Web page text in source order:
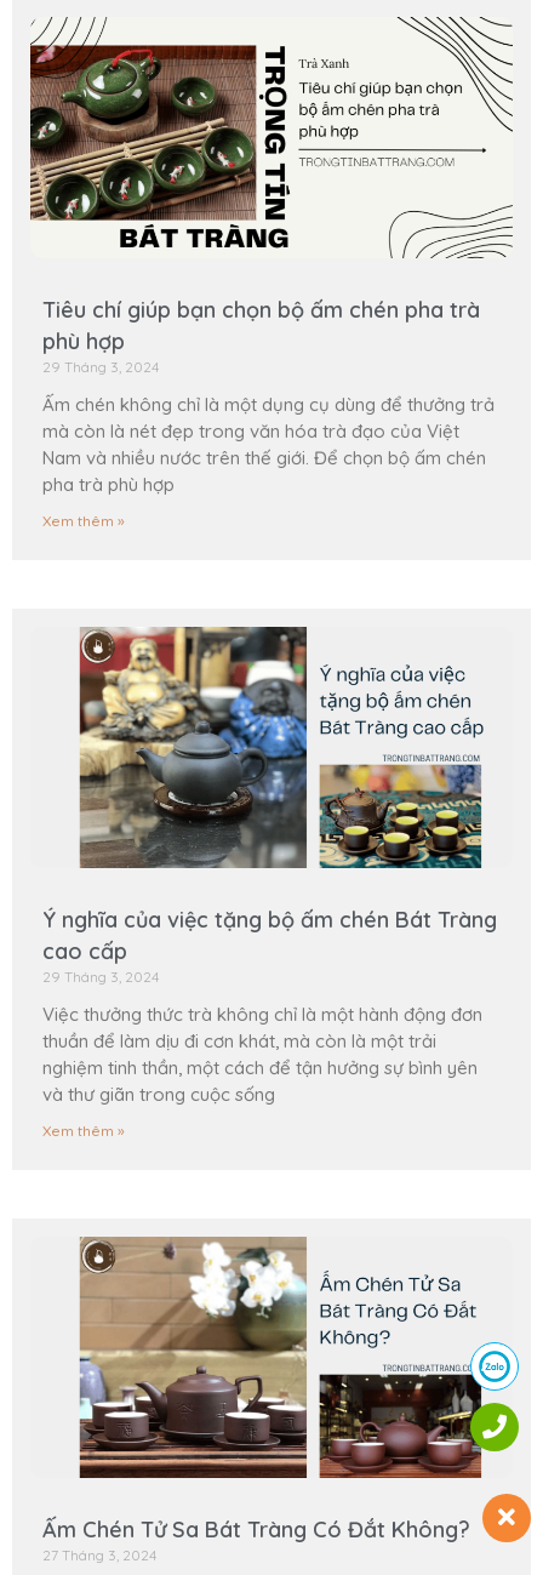
Tiêu chí giúp bạn chọn bộ ấm chén pha trà
phù hợp
29 Tháng 3, 2024
Ấm chén không chỉ là một dụng cụ dùng để thưởng trả
mà còn là nét đẹp trong văn hóa trà đạo của Việt
Nam và nhiều nước trên thế giới. Để chọn bộ ấm chén
pha trà phù hợp
Xem thêm »
Ý nghĩa của việc tặng bộ ấm chén Bát Tràng
cao cấp
29 Tháng 3, 2024
Việc thưởng thức trà không chỉ là một hành động đơn
thuần để làm dịu đi cơn khát, mà còn là một trải
nghiệm tinh thần, một cách để tận hưởng sự bình yên
và thư giãn trong cuộc sống
Xem thêm »
Ấm Chén Tử Sa Bát Tràng Có Đắt Không?
27 Tháng 3, 2024